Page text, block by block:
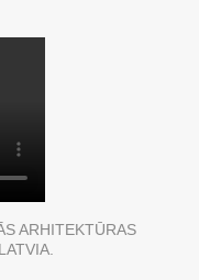
ARHITEKTŪRAS